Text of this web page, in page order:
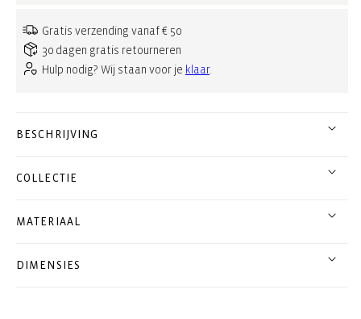
Gratis verzending vanaf € 50
30 dagen gratis retourneren
Hulp nodig? Wij staan voor je klaar.
BESCHRIJVING
COLLECTIE
MATERIAAL
DIMENSIES